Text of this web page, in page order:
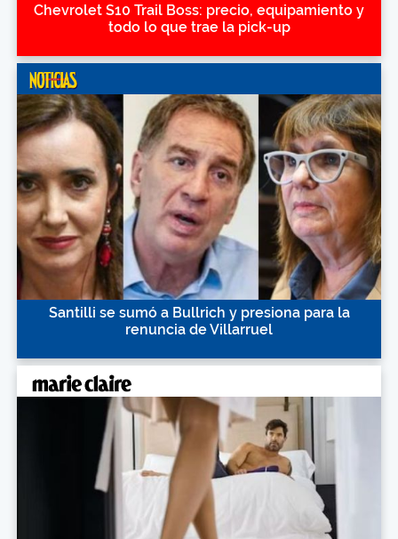
Chevrolet S10 Trail Boss: precio, equipamiento y
todo lo que trae la pick-up
Santilli se sumó a Bullrich y presiona para la
renuncia de Villarruel